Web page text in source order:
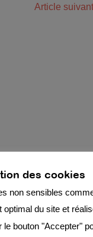
Article suivant
des cookies
non sensibles
du site et
le bouton "Accepter"